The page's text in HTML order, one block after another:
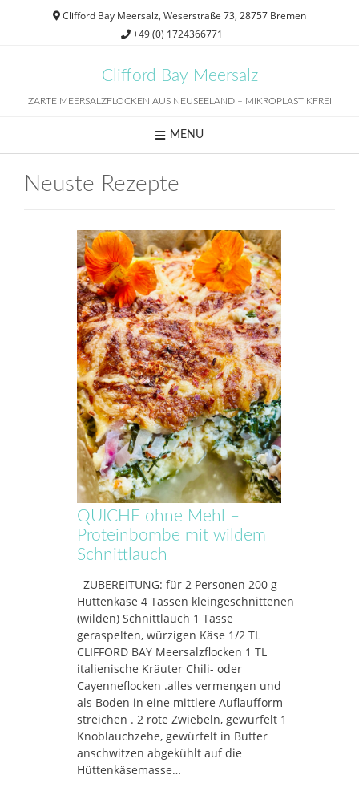
Clifford Bay Meersalz, Weserstraße 73, 28757 Bremen
+49 (0) 1724366771
Clifford Bay Meersalz
ZARTE MEERSALZFLOCKEN AUS NEUSEELAND – MIKROPLASTIKFREI
MENU
Neuste Rezepte
QUICHE ohne Mehl –
Proteinbombe mit wildem
Schnittlauch
ZUBEREITUNG: für 2 Personen 200 g
Hüttenkäse 4 Tassen kleingeschnittenen
(wilden) Schnittlauch 1 Tasse
geraspelten, würzigen Käse 1/2 TL
CLIFFORD BAY Meersalzflocken 1 TL
italienische Kräuter Chili- oder
Cayenneflocken .alles vermengen und
als Boden in eine mittlere Auflaufform
streichen . 2 rote Zwiebeln, gewürfelt 1
Knoblauchzehe, gewürfelt in Butter
anschwitzen abgekühlt auf die
Hüttenkäsemasse…